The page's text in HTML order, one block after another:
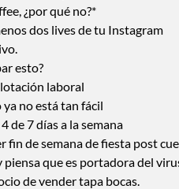
¿por qué no?*
dos lives de tu Instagram
esto?
laboral
no está tan fácil
de 7 días a la semana
fin de semana de fiesta post
piensa que es portadora del
de vender tapa bocas.